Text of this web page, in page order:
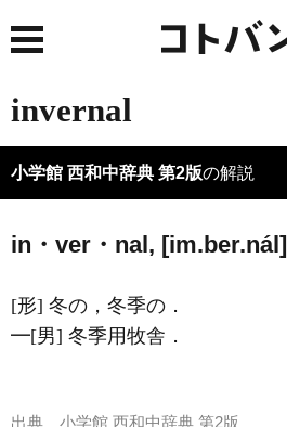
invernal
小学館 西和中辞典 第2版の解説
in・ver・nal, [im.ber.nál]
[形] 冬の，冬季の．
━[男] 冬季用牧舎．
出典 小学館 西和中辞典 第2版